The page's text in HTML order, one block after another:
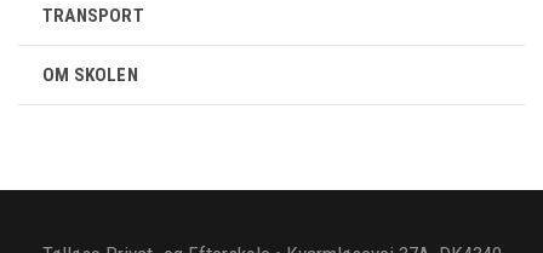
TRANSPORT
OM SKOLEN